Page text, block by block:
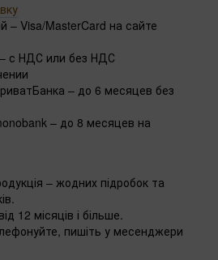
– Visa/MasterCard на сайте
с НДС или без НДС
– до 6 месяцев без
– до 8 месяцев на
– жодних підробок та
12 місяців і більше.
пишіть у месенджери